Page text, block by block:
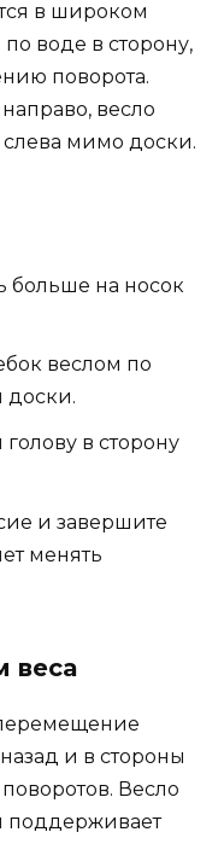
в широком
воде в сторону,
поворота.
весло
мимо доски.
больше на носок
веслом по
доски.
в сторону
и завершите
менять
веса
и в стороны
Весло
поддерживает